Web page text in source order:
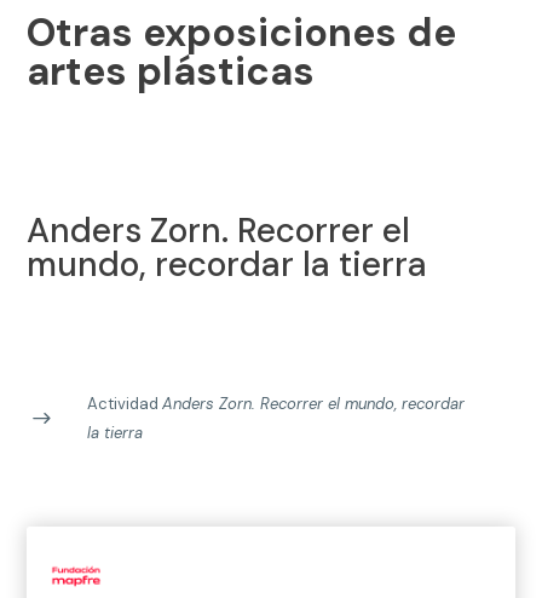
Otras exposiciones de
artes plásticas
Anders Zorn. Recorrer el
mundo, recordar la tierra
ActividadAnders Zorn. Recorrer el mundo, recordar
la tierra
Raimundo de Madrazo